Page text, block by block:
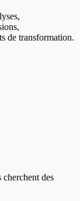
de transformation.
cherchent des